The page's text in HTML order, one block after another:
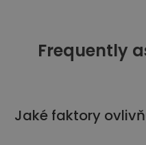
Frequently
Jaké faktory